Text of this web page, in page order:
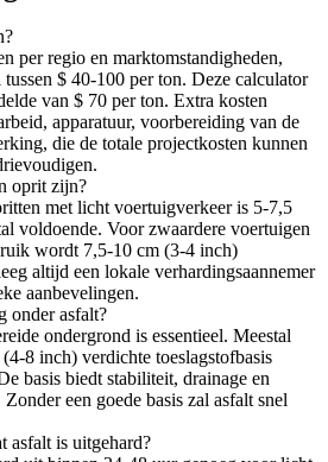
per regio en marktomstandigheden,
tussen $ 40-100 per ton. Deze calculator
van $ 70 per ton. Extra kosten
apparatuur, voorbereiding van de
die de totale projectkosten kunnen
oprit zijn?
met licht voertuigverkeer is 5-7,5
voldoende. Voor zwaardere voertuigen
wordt 7,5-10 cm (3-4 inch)
altijd een lokale verhardingsaannemer
aanbevelingen.
onder asfalt?
ondergrond is essentieel. Meestal
8 inch) verdichte toeslagstofbasis
basis biedt stabiliteit, drainage en
een goede basis zal asfalt snel
asfalt is uitgehard?